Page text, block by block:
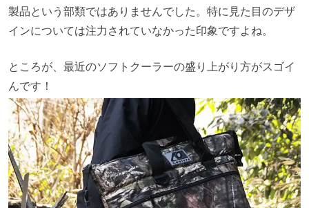
製品という部類ではありませんでした。特に見た目のデザ
インについては注力されていなかった印象ですよね。
ところが、最近のソフトクーラーの盛り上がり方がスゴイ
んです！